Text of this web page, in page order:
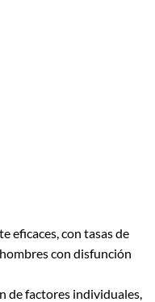
eficaces, con tasas de
con disfunción
de factores individuales,